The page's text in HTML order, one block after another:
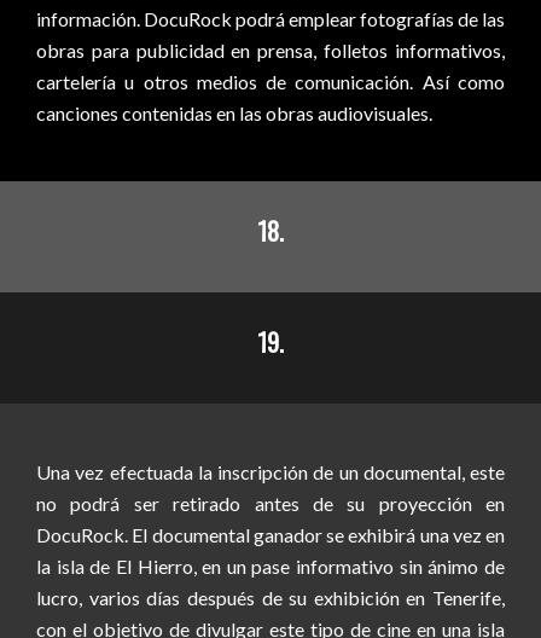
información. DocuRock podrá emplear fotografías de las
obras para publicidad en prensa, folletos informativos,
cartelería u otros medios de comunicación. Así como
canciones contenidas en las obras audiovisuales.
18.
19.
Una vez efectuada la inscripción de un documental, este
no podrá ser retirado antes de su proyección en
DocuRock. El documental ganador se exhibirá una vez en
la isla de El Hierro, en un pase informativo sin ánimo de
lucro, varios días después de su exhibición en Tenerife,
con el objetivo de divulgar este tipo de cine en una isla